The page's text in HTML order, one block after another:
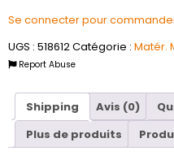
Se connecter pour
UGS : 518612Catégorie : Matér.
Report Abuse
Shipping Avis (0)
Plus de produits